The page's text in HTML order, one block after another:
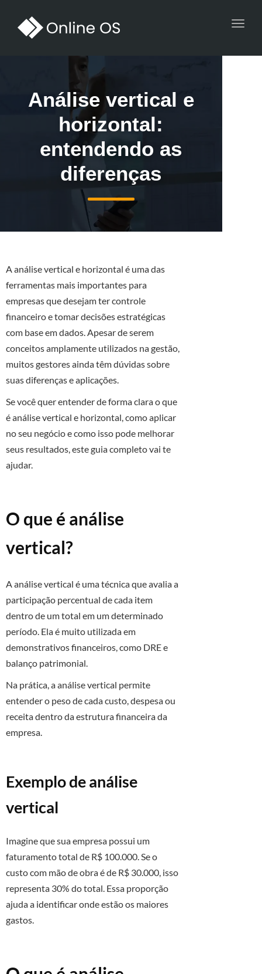
Análise vertical e
horizontal:
entendendo as
diferenças
A análise vertical e horizontal é uma das
ferramentas mais importantes para
empresas que desejam ter controle
financeiro e tomar decisões estratégicas
com base em dados. Apesar de serem
conceitos amplamente utilizados na gestão,
muitos gestores ainda têm dúvidas sobre
suas diferenças e aplicações.
Se você quer entender de forma clara o que
é análise vertical e horizontal, como aplicar
no seu negócio e como isso pode melhorar
seus resultados, este guia completo vai te
ajudar.
O que é análise
vertical?
A análise vertical é uma técnica que avalia a
participação percentual de cada item
dentro de um total em um determinado
período. Ela é muito utilizada em
demonstrativos financeiros, como DRE e
balanço patrimonial.
Na prática, a análise vertical permite
entender o peso de cada custo, despesa ou
receita dentro da estrutura financeira da
empresa.
Exemplo de análise
vertical
Imagine que sua empresa possui um
faturamento total de R$ 100.000. Se o
custo com mão de obra é de R$ 30.000, isso
representa 30% do total. Essa proporção
ajuda a identificar onde estão os maiores
gastos.